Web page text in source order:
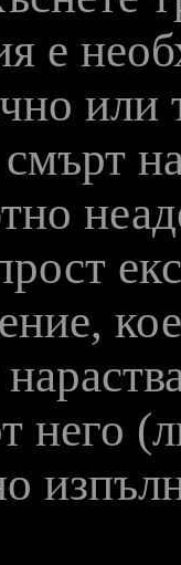
е
или
него